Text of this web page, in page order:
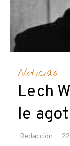
Noticias
Lech
le
Redacción